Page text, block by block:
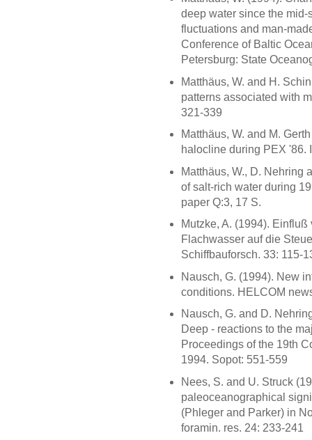
deep water since the
fluctuations and man-
Conference of Baltic
Petersburg: State
Matthäus, W. and H.
patterns associated with
321-339
Matthäus, W. and M.
halocline during PEX '86.
Matthäus, W., D. Nehring
of salt-rich water during
paper Q:3, 17 S.
Mutzke, A. (1994).
Flachwasser auf die
Schiffbauforsch. 33: 115-
Nausch, G. (1994). New
conditions. HELCOM
Nausch, G. and D.
Deep - reactions to the
Proceedings of the 19th
1994. Sopot: 551-559
Nees, S. and U. Struck
paleoceanographical
(Phleger and Parker) in
foramin. res. 24: 233-241